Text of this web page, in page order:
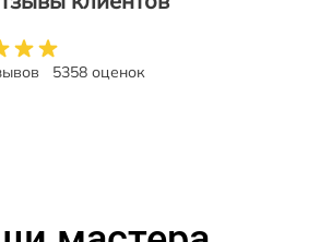
5358 оценок